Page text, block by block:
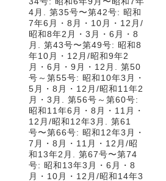
4月. 第35号〜第42号: 昭和
7年6月・8月・10月・12月/
昭和8年2月・3月・6月・8
月. 第43号〜第49号: 昭和8
年10月・12月/昭和9年2
月・6月・9月・12月. 第50
号～第55号: 昭和10年3月・
5月・8月・12月/昭和11年2
月・3月. 第56号～第60号:
昭和11年6月・8月・11月・
12月/昭和12年3月. 第61
号〜第66号: 昭和12年3月・
7月・8月・11月・12月/昭
和13年2月. 第67号〜第74
号: 昭和13年3月・6月・8
月・10月・12月/昭和14年3